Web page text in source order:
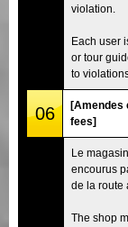
violation.
Each user
or tour
to
06
[Amendes
fees]
Le
encourus
de la route
The shop